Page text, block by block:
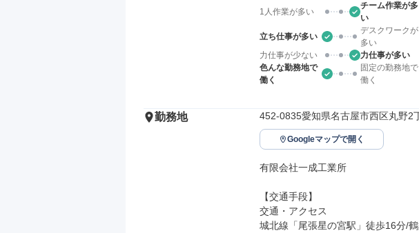
1人作業が多い
チーム作業が多
い
立ち仕事が多い
デスクワークが
多い
力仕事が少ない
力仕事が多い
色んな勤務地で
働く
固定の勤務地で
働く
勤務地 452-0835愛知県名古屋市西区丸野2
Googleマップで開く
有限会社一成工業所
【交通手段】
交通・アクセス
城北線「尾張星の宮駅」徒歩16分/